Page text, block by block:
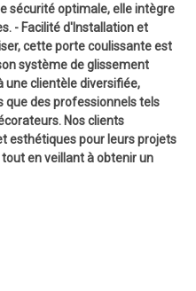
sécurité optimale, elle intègre
- Facilité d'Installation et
cette porte coulissante est
système de glissement
une clientèle diversifiée,
que des professionnels tels
Nos clients
esthétiques pour leurs projets
en veillant à obtenir un